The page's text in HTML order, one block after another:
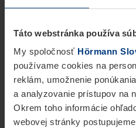
Táto webstránka používa
My spoločnosť Hörmann
používame cookies na
reklám, umožnenie
a analyzovanie prístupov na
Okrem toho informácie
webovej stránky